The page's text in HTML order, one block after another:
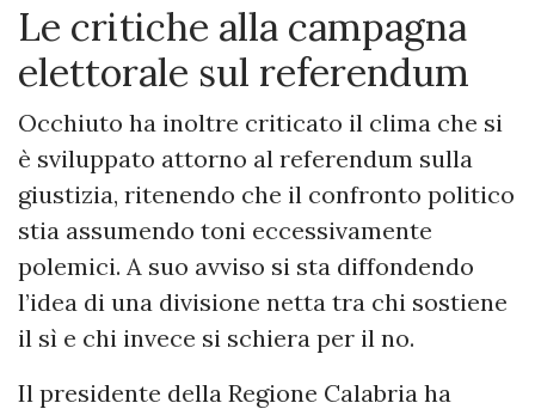
Le critiche alla campagna
elettorale sul referendum
Occhiuto ha inoltre criticato il clima che si
è sviluppato attorno al referendum sulla
giustizia, ritenendo che il confronto politico
stia assumendo toni eccessivamente
polemici. A suo avviso si sta diffondendo
l’idea di una divisione netta tra chi sostiene
il sì e chi invece si schiera per il no.
Il presidente della Regione Calabria ha